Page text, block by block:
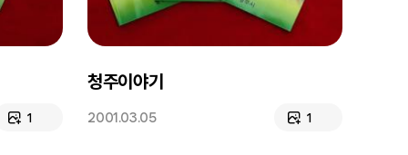
1
청주이야기
2001.03.05 1